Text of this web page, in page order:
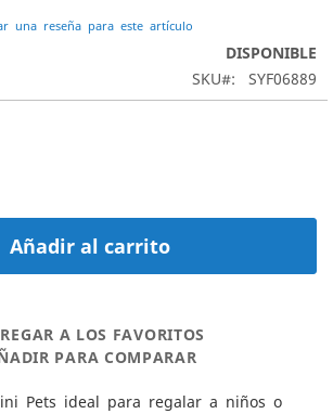
una reseña para este artículo
DISPONIBLE
SKU SYF06889
Añadir al carrito
A LOS FAVORITOS
PARA COMPARAR
Pets ideal para regalar a niños o